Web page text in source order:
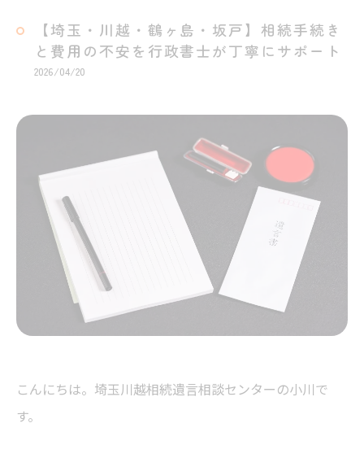
【埼玉・川越・鶴ヶ島・坂戸】相続手続き
と費用の不安を行政書士が丁寧にサポート
2026/04/20
こんにちは。埼玉川越相続遺言相談センターの小川で
す。